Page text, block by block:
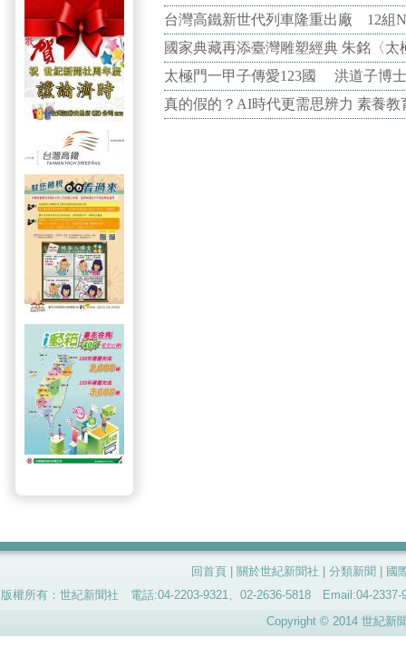
台灣高鐵新世代列車隆重出廠 12組
國家典藏再添臺灣雕塑經典 朱銘〈
太極門一甲子傳愛123國 洪道子博
真的假的？AI時代更需思辨力 素養
回首頁 關於世紀新聞社 分類新聞
國
版權所有：世紀新聞社 電話:04-2203-9321、02-2636-5818 Email:04-
Copyright © 2014 世紀新